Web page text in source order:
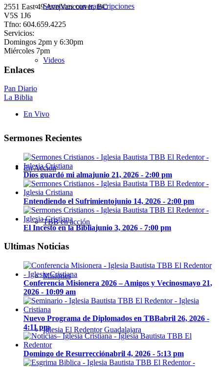
Sermones con transcripciones
Videos
En Vivo
En Acción
TBB en acción
Misiones
Iglesia El Redentor Guadalajara
2551 East 49 Ave|Vancouver, BC
V5S 1J6
Tfno: 604.659.4225
Servicios:
Domingos 2pm y 6:30pm
Miércoles 7pm
Enlaces
Pan Diario
La Biblia
Sermones Recientes
Dios guardó mi almajunio 21, 2026 - 2:00 pm
Entendiendo el Sufrimientojunio 14, 2026 - 2:00 pm
El Incesto en la Bibliajunio 3, 2026 - 7:00 pm
Ultimas Noticias
Conferencia Misionera 2026 – Amigos y Vecinosmayo 21,
2026 - 10:09 am
Nuevo Programa de Diplomados en TBBabril 26, 2026 -
4:11 pm
Domingo de Resurrecciónabril 4, 2026 - 5:13 pm